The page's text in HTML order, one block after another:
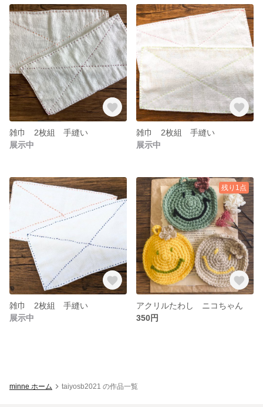
雑巾 2枚組 手縫い
展示中
雑巾 2枚組 手縫い
展示中
雑巾 2枚組 手縫い
展示中
残り1点
アクリルたわし ニコちゃん
350円
minne ホーム taiyosb2021 の作品一覧